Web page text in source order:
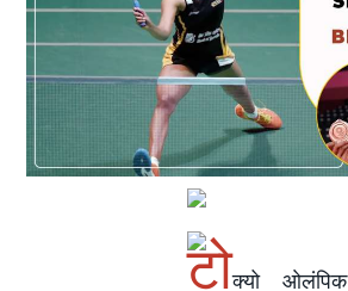
टोक्यो ओलंपिक